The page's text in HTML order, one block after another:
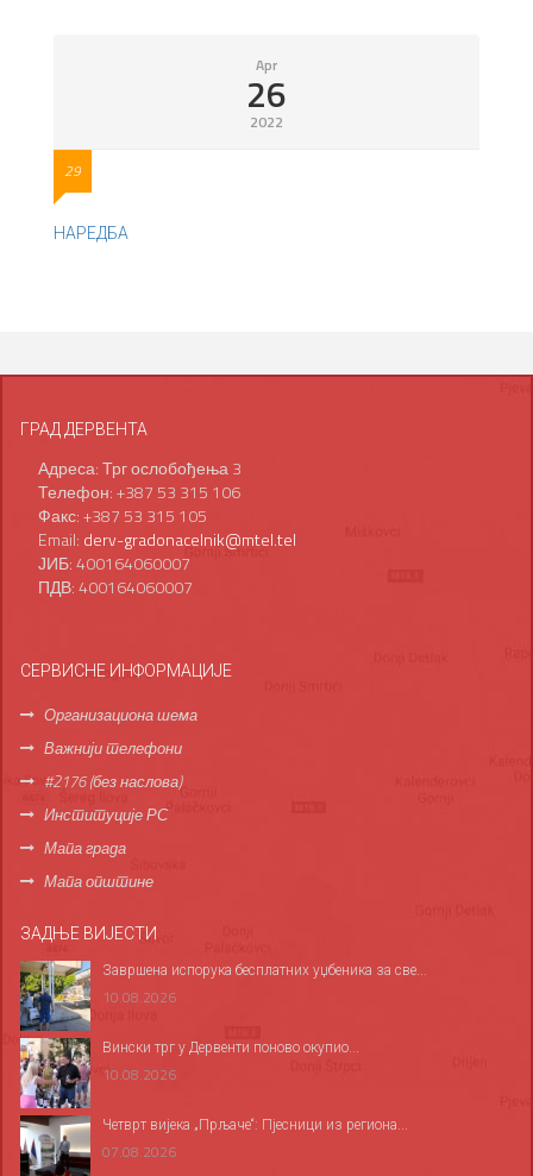
Apr
26
2022
29
НАРЕДБА
ГРАД ДЕРВЕНТА
Адреса: Трг ослобођења 3
Телефон: +387 53 315 106
Факс: +387 53 315 105
Email: derv-gradonacelnik@mtel.tel
ЈИБ: 400164060007
ПДВ: 400164060007
СЕРВИСНЕ ИНФОРМАЦИЈЕ
Организациона шема
Важнији телефони
#2176 (без наслова)
Институције РС
Мапа града
Мапа општине
ЗАДЊЕ ВИЈЕСТИ
Завршена испорука бесплатних уџбеника за све...
10.08.2026
Вински трг у Дервенти поново окупио...
10.08.2026
Четврт вијека „Прљаче“: Пјесници из региона...
07.08.2026